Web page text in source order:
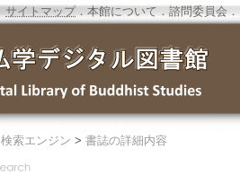
サイトマップ．本館について ． 諮問委員会 ．
検索エンジン > 書誌の詳細内容